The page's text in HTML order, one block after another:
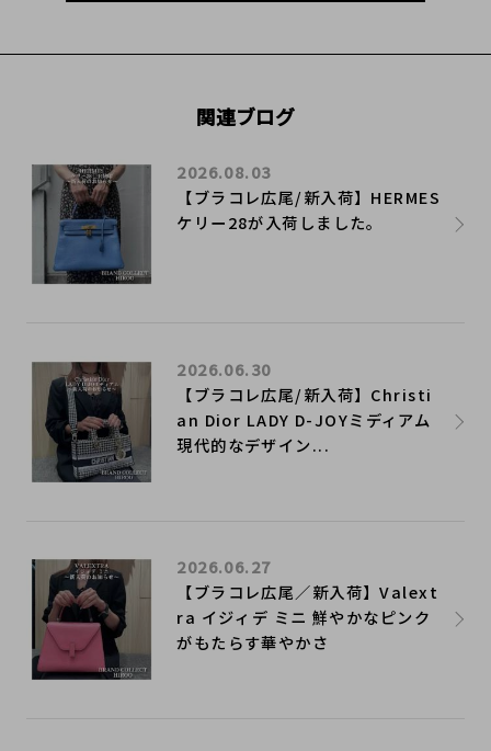
関連ブログ
【ブラコレ広尾/新入荷】HERMES
ケリー28が入荷しました。
2026.08.03
【ブラコレ広尾/新入荷】Christi
an Dior LADY D-JOYミディアム
現代的なデザイン...
2026.06.30
【ブラコレ広尾／新入荷】Valext
ra イジィデ ミニ 鮮やかなピンク
がもたらす華やかさ
2026.06.27